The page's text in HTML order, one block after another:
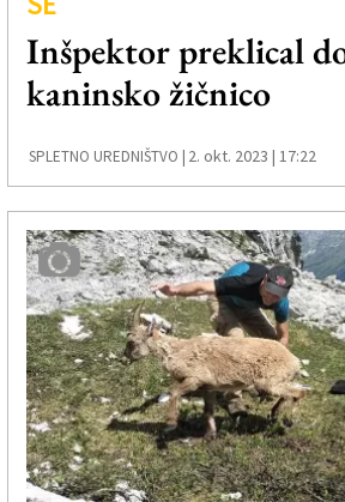
Inšpektor preklical
kaninsko žičnico
SPLETNO UREDNIŠTVO | 2. okt. 2023 | 17:22